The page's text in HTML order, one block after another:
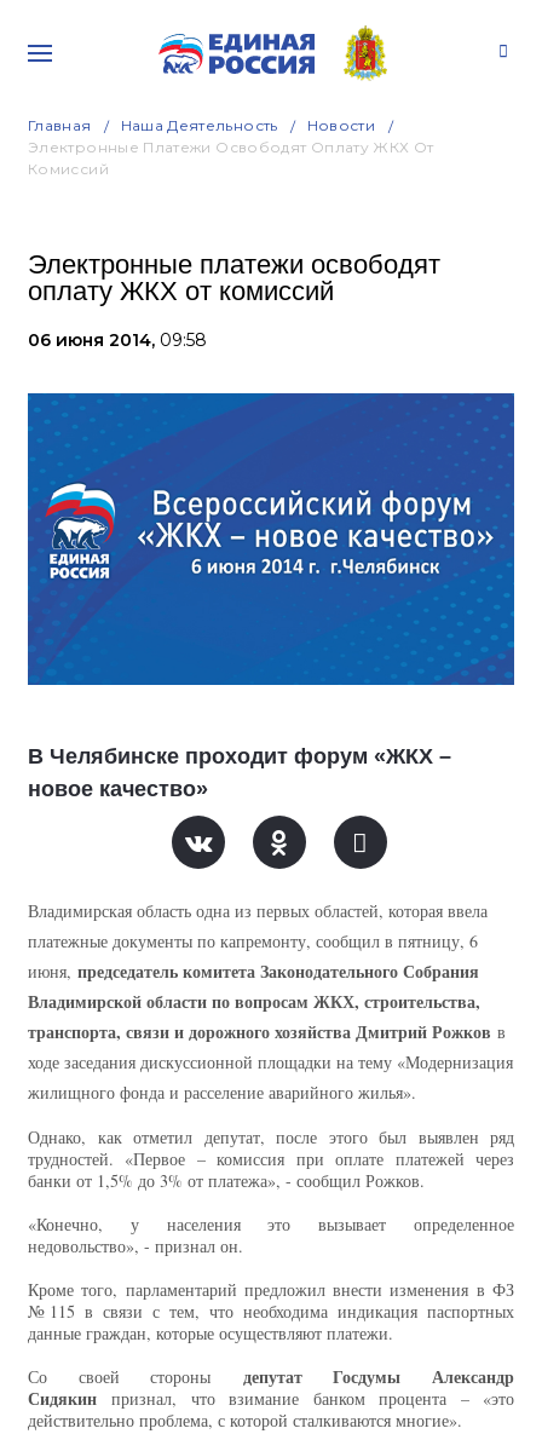
Главная Наша Деятельность
Новости
Электронные Платежи Освободят Оплату ЖКХ От
Комиссий
Электронные платежи освободят
оплату ЖКХ от комиссий
06 июня 2014, 09:58
В Челябинске проходит форум «ЖКХ –
новое качество»
Владимирская область одна из первых областей, которая ввела
платежные документы по капремонту, сообщил в пятницу, 6
июня, председатель комитета Законодательного Собрания
Владимирской области по вопросам ЖКХ, строительства,
транспорта, связи и дорожного хозяйства Дмитрий Рожков в
ходе заседания дискуссионной площадки на тему «Модернизация
жилищного фонда и расселение аварийного жилья».
Однако, как отметил депутат, после этого был выявлен ряд
трудностей. «Первое – комиссия при оплате платежей через
банки от 1,5% до 3% от платежа», - сообщил Рожков.
«Конечно, у населения это вызывает определенное
недовольство», - признал он.
Кроме того, парламентарий предложил внести изменения в ФЗ
№115 в связи с тем, что необходима индикация паспортных
данные граждан, которые осуществляют платежи.
Со своей стороны депутат Госдумы Александр
Сидякин признал, что взимание банком процента – «это
действительно проблема, с которой сталкиваются многие».